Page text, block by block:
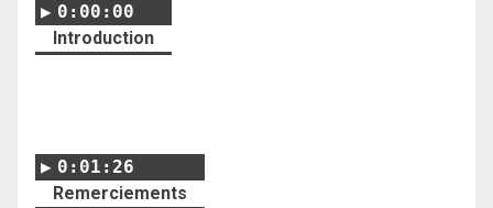
0:00:00
Introduction
0:01:26
Remerciements